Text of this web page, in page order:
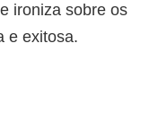
ironiza sobre os
e exitosa.